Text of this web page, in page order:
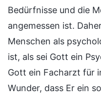
Bedürfnisse und die
angemessen ist.
Menschen als
ist, als sei Gott ein
Gott ein Facharzt für
Wunder, dass Er ein